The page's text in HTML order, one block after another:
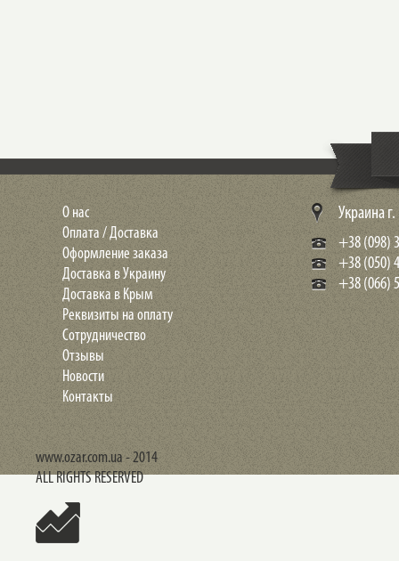
О нас
Оплата / Доставка
Оформление заказа
Доставка в Украину
Доставка в Крым
Реквизиты на оплату
Сотрудничество
Отзывы
Новости
Контакты
Украина
+38 (098)
+38 (050)
+38 (066)
www.ozar.com.ua - 2014
ALL RIGHTS RESERVED